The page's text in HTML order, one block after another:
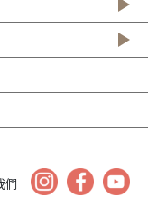
們